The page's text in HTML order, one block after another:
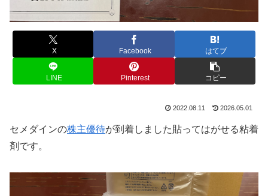
X Facebook はてブ
LINE Pinterest コピー
2022.08.11 2026.05.01
セメダインの株主優待が到着しました貼ってはがせる粘着
剤です。